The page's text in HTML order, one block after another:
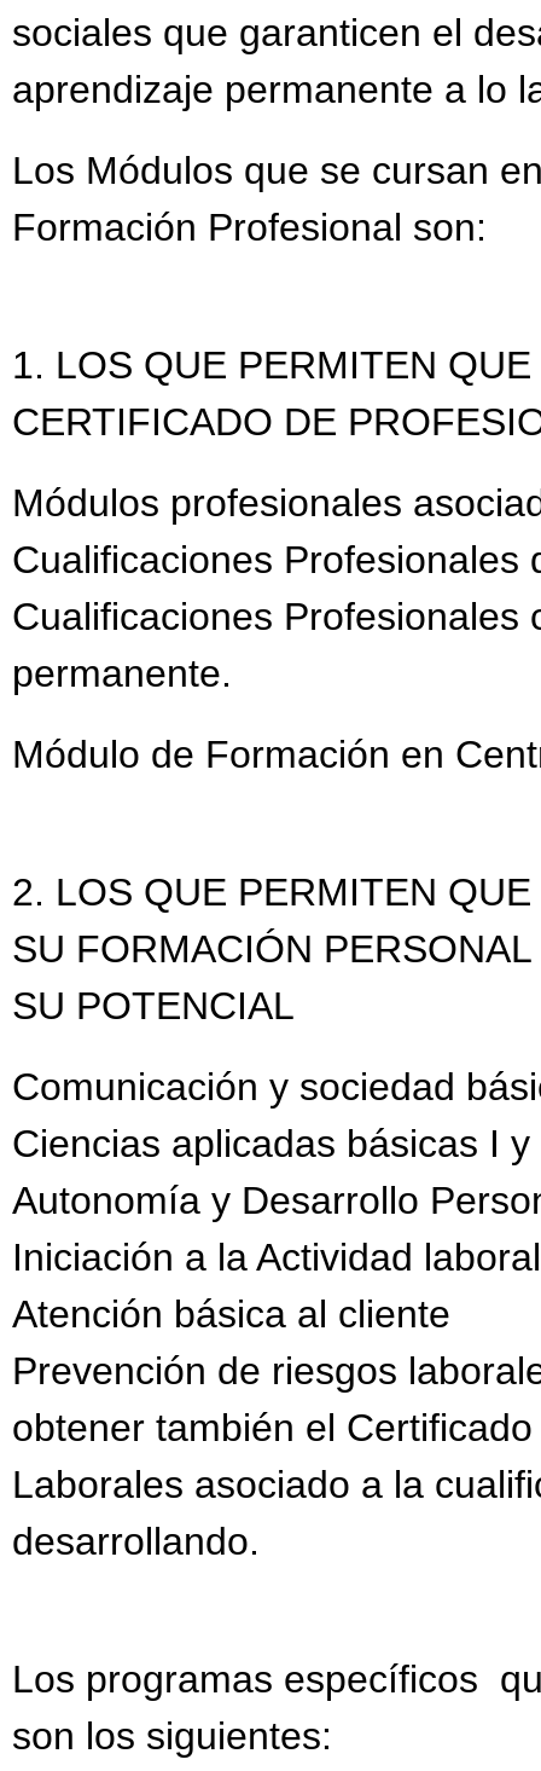
sociales que garanticen el
aprendizaje permanente a lo
Los Módulos que se cursan
Formación Profesional son:
1. LOS QUE PERMITEN
CERTIFICADO DE
Módulos profesionales
Cualificaciones Profesionales
Cualificaciones Profesionales
permanente.
Módulo de Formación en
2. LOS QUE PERMITEN
SU FORMACIÓN
SU POTENCIAL
Comunicación y sociedad
Ciencias aplicadas básicas I y
Autonomía y Desarrollo
Iniciación a la Actividad
Atención básica al cliente
Prevención de riesgos
obtener también el
Laborales asociado a la
desarrollando.
Los programas específicos
son los siguientes: